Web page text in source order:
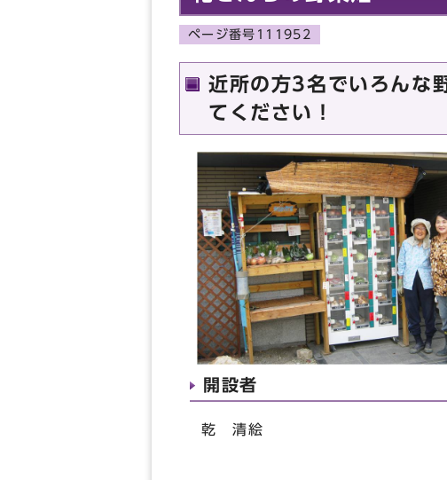
ページ番号111952
近所の方3名でいろんな
てください！
開設者
乾 清絵